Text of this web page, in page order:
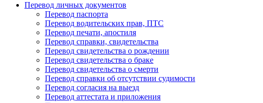
Перевод личных документов
Перевод паспорта
Перевод водительских прав, ПТС
Перевод печати, апостиля
Перевод справки, свидетельства
Перевод свидетельства о рождении
Перевод свидетельства о браке
Перевод свидетельства о смерти
Перевод справки об отсутствии судимости
Перевод согласия на выезд
Перевод аттестата и приложения